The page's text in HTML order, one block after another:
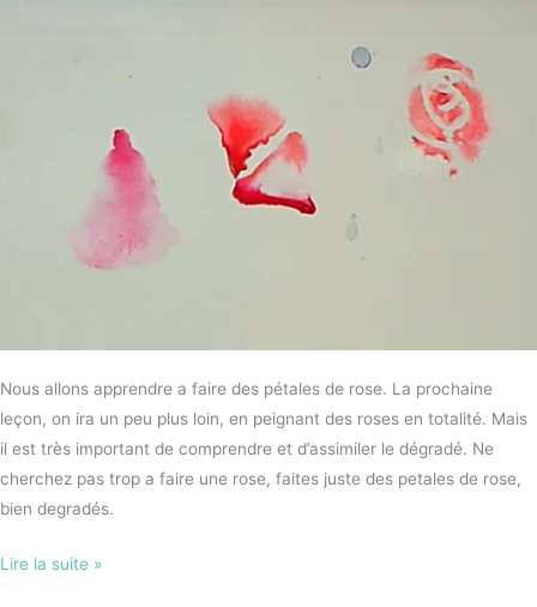
Nous allons apprendre a faire des pétales de rose. La prochaine
leçon, on ira un peu plus loin, en peignant des roses en totalité. Mais
il est très important de comprendre et d’assimiler le dégradé. Ne
cherchez pas trop a faire une rose, faites juste des petales de rose,
bien degradés.
Lire la suite »